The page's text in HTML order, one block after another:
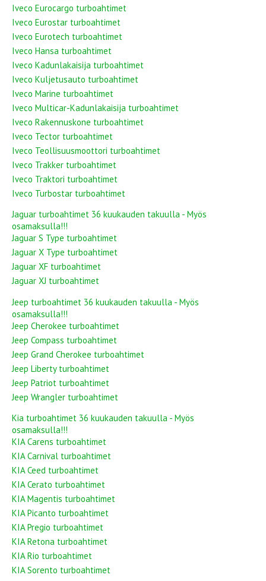
Iveco Eurocargo turboahtimet
Iveco Eurostar turboahtimet
Iveco Eurotech turboahtimet
Iveco Hansa turboahtimet
Iveco Kadunlakaisija turboahtimet
Iveco Kuljetusauto turboahtimet
Iveco Marine turboahtimet
Iveco Multicar-Kadunlakaisija turboahtimet
Iveco Rakennuskone turboahtimet
Iveco Tector turboahtimet
Iveco Teollisuusmoottori turboahtimet
Iveco Trakker turboahtimet
Iveco Traktori turboahtimet
Iveco Turbostar turboahtimet
Jaguar turboahtimet 36 kuukauden takuulla - Myös
osamaksulla!!!
Jaguar S Type turboahtimet
Jaguar X Type turboahtimet
Jaguar XF turboahtimet
Jaguar XJ turboahtimet
Jeep turboahtimet 36 kuukauden takuulla - Myös
osamaksulla!!!
Jeep Cherokee turboahtimet
Jeep Compass turboahtimet
Jeep Grand Cherokee turboahtimet
Jeep Liberty turboahtimet
Jeep Patriot turboahtimet
Jeep Wrangler turboahtimet
Kia turboahtimet 36 kuukauden takuulla - Myös
osamaksulla!!!
KIA Carens turboahtimet
KIA Carnival turboahtimet
KIA Ceed turboahtimet
KIA Cerato turboahtimet
KIA Magentis turboahtimet
KIA Picanto turboahtimet
KIA Pregio turboahtimet
KIA Retona turboahtimet
KIA Rio turboahtimet
KIA Sorento turboahtimet